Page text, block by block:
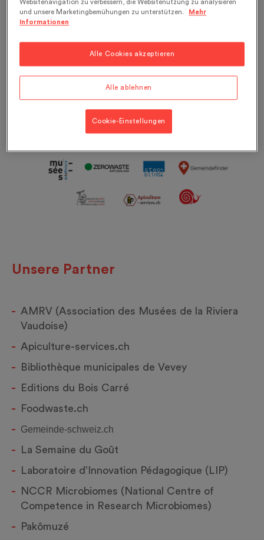
Ausstellungen und Veranstaltungen engagieren.
Wir drücken ihnen an dieser Stelle unseren Dank
aus.
Unsere Partner
AMRV (Association des Musées de la Riviera
Vaudoise)
Apiculture-services.ch
Bibliothèque municipales de Vevey
Editions du Bois Carré
Foodwaste.ch
Gemeinde-schweiz.ch
La Semaine du Goût
Laboratoire d’Innovation Pédagogique (LIP)
NCCR Microbiomes (National Centre of
Competence in Research Microbiomes)
Pakômuzé
Websitenavigation zu verbessern, die Websitenutzung zu analysieren
und unsere Marketingbemühungen zu unterstützen.
Mehr
Informationen
Alle ablehnen
Alle Cookies akzeptieren
Cookie-Einstellungen